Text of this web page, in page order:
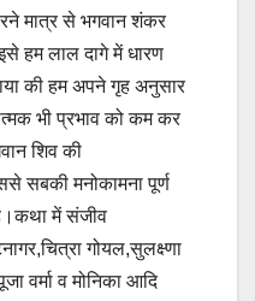
मात्र से भगवान शंकर
हम लाल दागे में धारण
की हम अपने गृह अनुसार
भी प्रभाव को कम कर
शिव की
सबकी मनोकामना पूर्ण
में संजीव
गोयल,सुलक्ष्णा
वर्मा व मोनिका आदि